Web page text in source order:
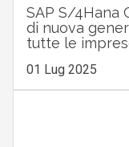
SAP S/4Hana
di nuova
tutte le
01 Lug 2025